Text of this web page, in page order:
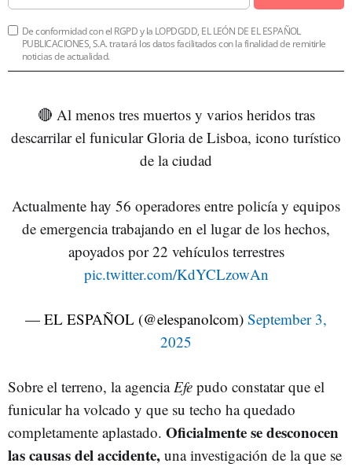
De conformidad con el RGPD y la LOPDGDD, EL LEÓN DE EL ESPAÑOL
PUBLICACIONES, S.A. tratará los datos facilitados con la finalidad de remitirle
noticias de actualidad.
🔴 Al menos tres muertos y varios heridos tras
descarrilar el funicular Gloria de Lisboa, icono turístico
de la ciudad
Actualmente hay 56 operadores entre policía y equipos
de emergencia trabajando en el lugar de los hechos,
apoyados por 22 vehículos terrestres
pic.twitter.com/KdYCLzowAn
— EL ESPAÑOL (@elespanolcom) September 3,
2025
Sobre el terreno, la agenciaEfe pudo constatar que el
funicular ha volcado y que su techo ha quedado
completamente aplastado. Oficialmente se desconocen
las causas del accidente, una investigación de la que se